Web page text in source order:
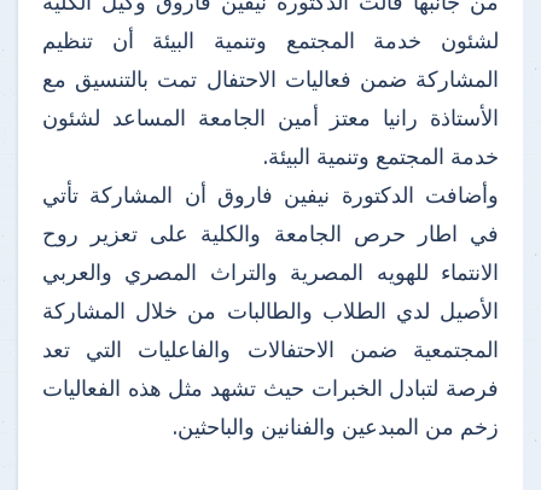
لشئون خدمة المجتمع وتنمية البيئة أن تنظيم
المشاركة ضمن فعاليات الاحتفال تمت بالتنسيق مع
الأستاذة رانيا معتز أمين الجامعة المساعد لشئون
خدمة المجتمع وتنمية البيئة.
وأضافت الدكتورة نيفين فاروق أن المشاركة تأتي
في اطار حرص الجامعة والكلية على تعزير روح
الانتماء للهويه المصرية والتراث المصري والعربي
الأصيل لدي الطلاب والطالبات من خلال المشاركة
المجتمعية ضمن الاحتفالات والفاعليات التي تعد
فرصة لتبادل الخبرات حيث تشهد مثل هذه الفعاليات
زخم من المبدعين والفنانين والباحثين.